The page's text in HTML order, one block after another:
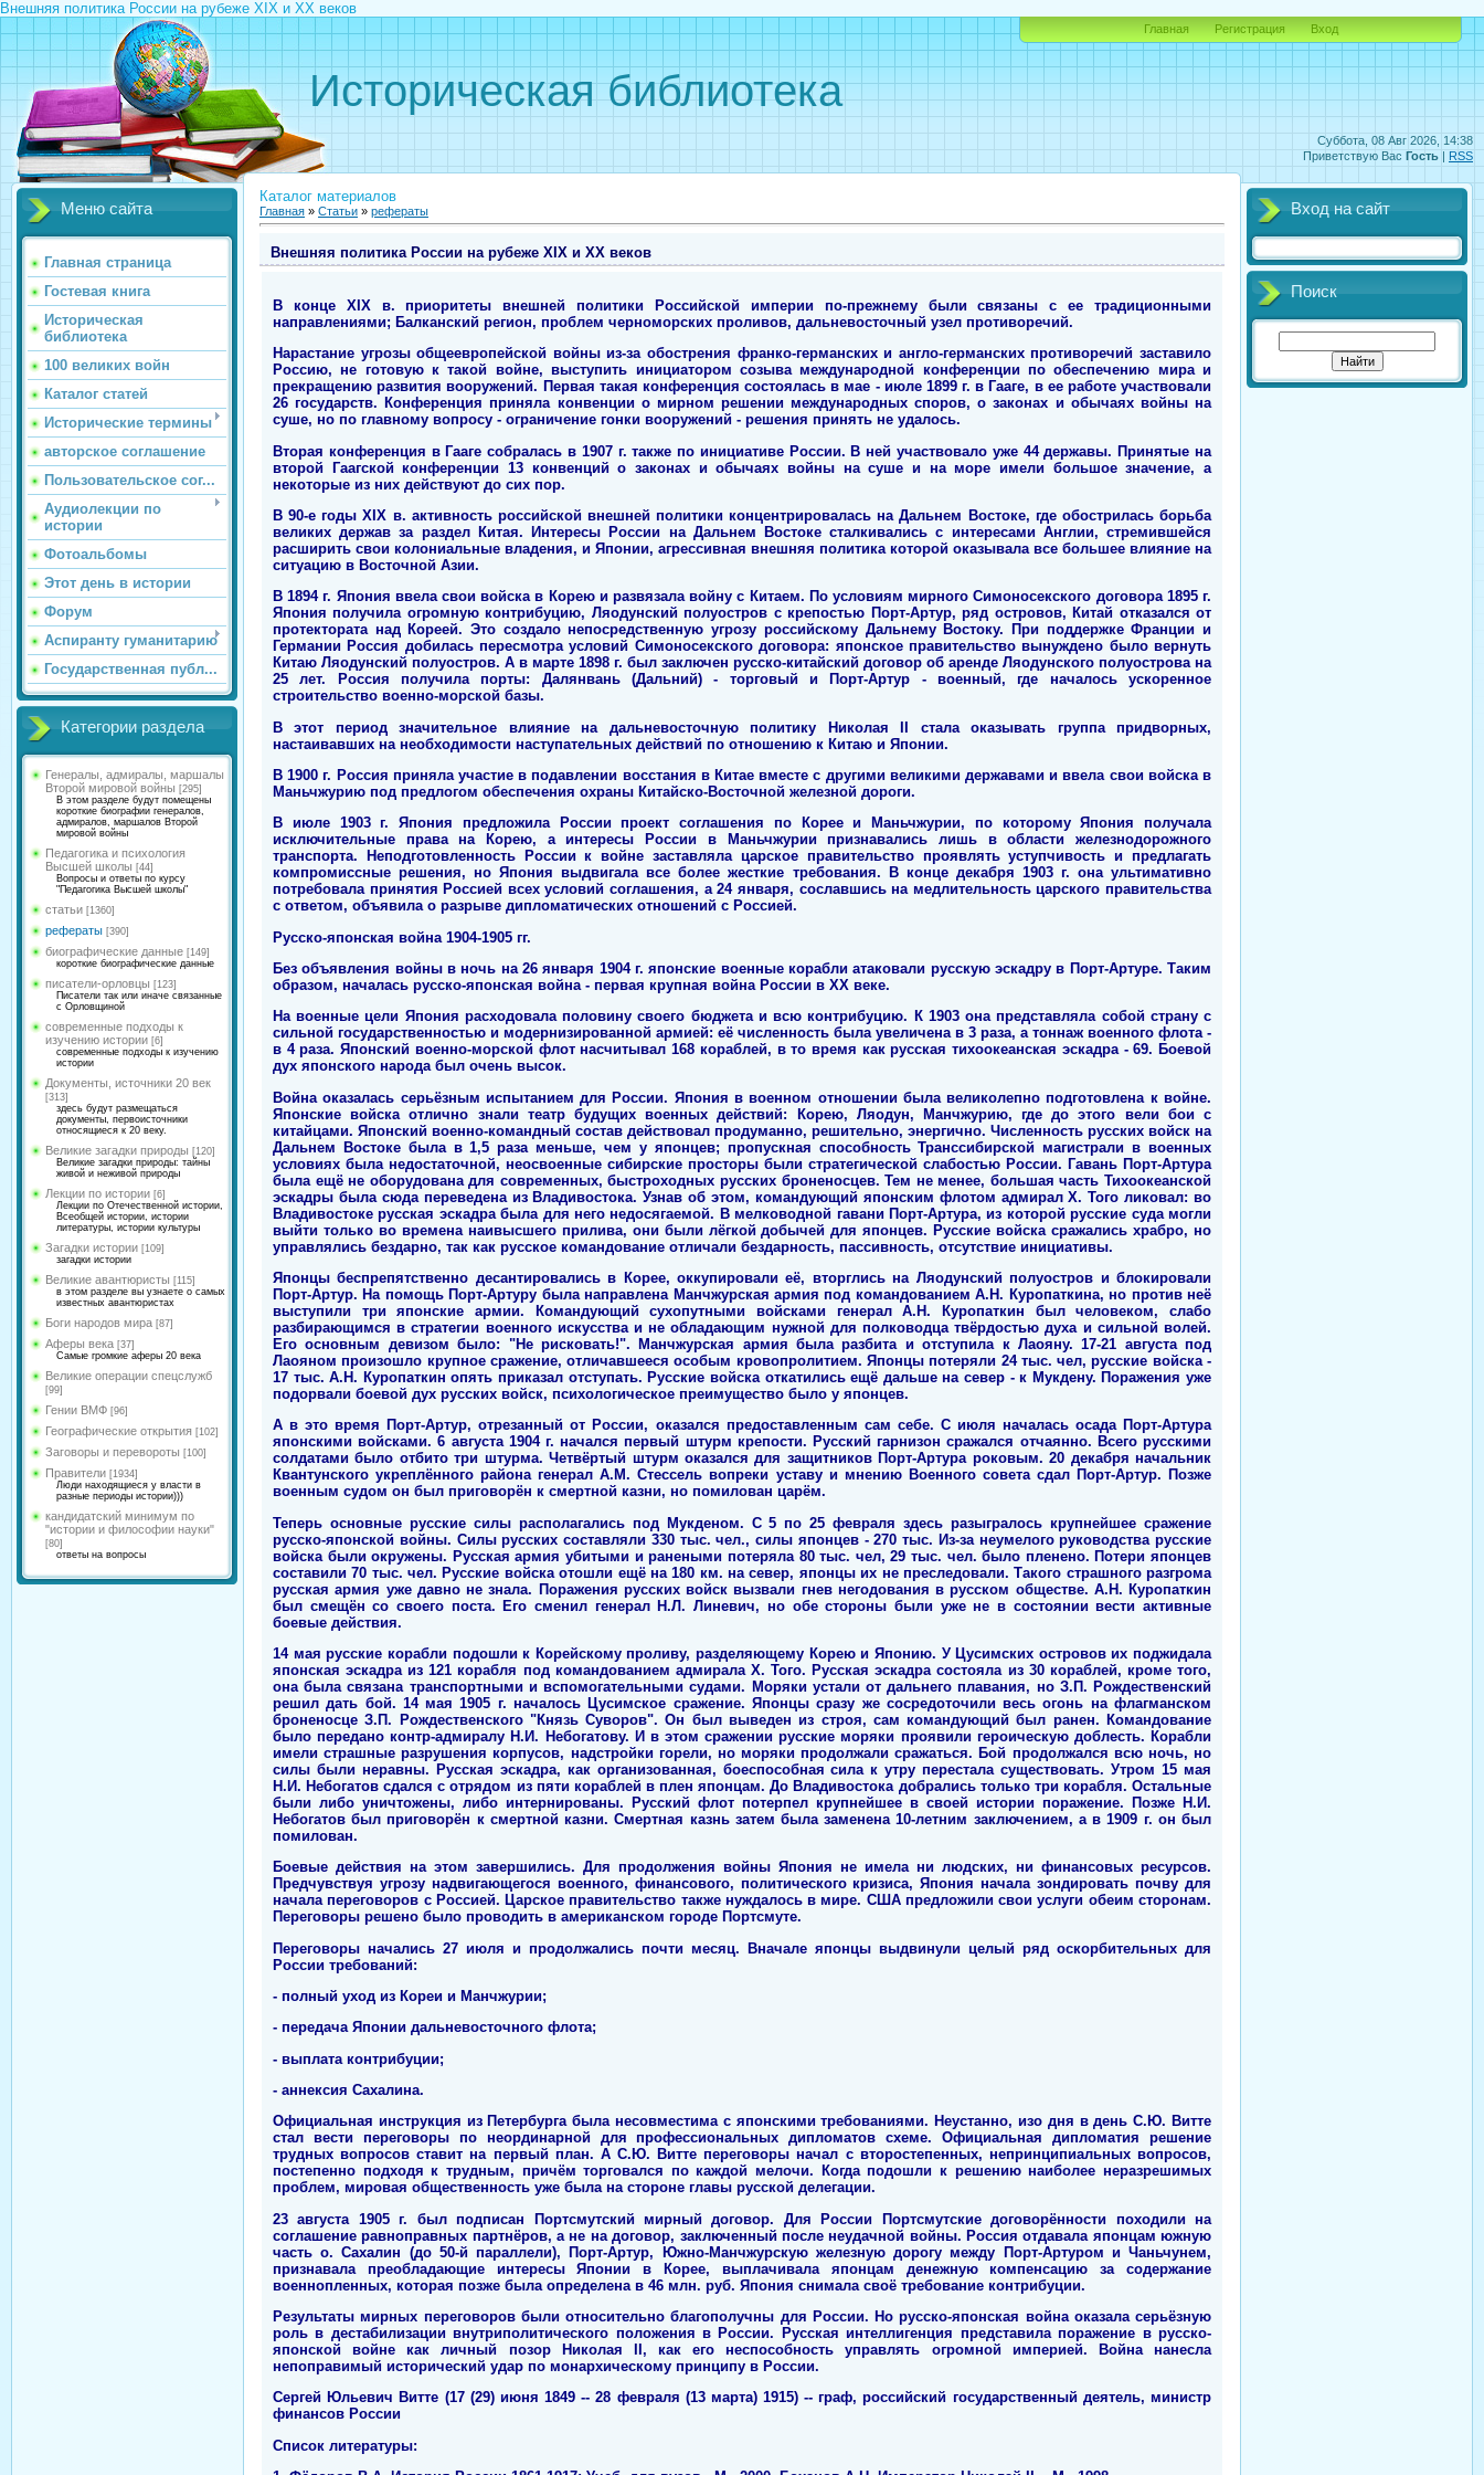
Внешняя политика России на рубеже ХIХ и ХХ веков
Суббота, 08 Авг 2026, 14:38
Приветствую Вас Гость | RSS
Историческая библиотека
Главная Регистрация Вход
Меню сайта
Главная страница
Гостевая книга
Историческая
библиотека
100 великих войн
Каталог статей
Исторические термины
авторское соглашение
Пользовательское сог...
Аудиолекции по
истории
Фотоальбомы
Этот день в истории
Форум
Аспиранту гуманитарию
Государственная публ...
Категории раздела
Генералы, адмиралы, маршалы
Второй мировой войны [295]
В этом разделе будут помещены
короткие биографии генералов,
адмиралов, маршалов Второй
мировой войны
Педагогика и психология
Высшей школы [44]
Вопросы и ответы по курсу
"Педагогика Высшей школы"
статьи [1360]
рефераты [390]
биографические данные [149]
короткие биографические данные
писатели-орловцы [123]
Писатели так или иначе связанные
с Орловщиной
современные подходы к
изучению истории [6]
современные подходы к изучению
истории
Документы, источники 20 век
[313]
здесь будут размещаться
документы, первоисточники
относящиеся к 20 веку.
Великие загадки природы [120]
Великие загадки природы: тайны
живой и неживой природы
Лекции по истории [6]
Лекции по Отечественной истории,
Всеобщей истории, истории
литературы, истории культуры
Загадки истории [109]
загадки истории
Великие авантюристы [115]
в этом разделе вы узнаете о самых
известных авантюристах
Боги народов мира [87]
Аферы века [37]
Самые громкие аферы 20 века
Великие операции спецслужб
[99]
Гении ВМФ [96]
Географические открытия [102]
Заговоры и перевороты [100]
Правители [1934]
Люди находящиеся у власти в
разные периоды истории)))
кандидатский минимум по
"истории и философии науки"
[80]
ответы на вопросы
Каталог материалов
Главная » Статьи » рефераты
Внешняя политика России на рубеже ХIХ и ХХ веков
В конце XIX в. приоритеты внешней политики Российской империи по-прежнему были связаны с ее традиционными
направлениями; Балканский регион, проблем черноморских проливов, дальневосточный узел противоречий.
Нарастание угрозы общеевропейской войны из-за обострения франко-германских и англо-германских противоречий заставило
Россию, не готовую к такой войне, выступить инициатором созыва международной конференции по обеспечению мира и
прекращению развития вооружений. Первая такая конференция состоялась в мае - июле 1899 г. в Гааге, в ее работе участвовали
26 государств. Конференция приняла конвенции о мирном решении международных споров, о законах и обычаях войны на
суше, но по главному вопросу - ограничение гонки вооружений - решения принять не удалось.
Вторая конференция в Гааге собралась в 1907 г. также по инициативе России. В ней участвовало уже 44 державы. Принятые на
второй Гаагской конференции 13 конвенций о законах и обычаях войны на суше и на море имели большое значение, а
некоторые из них действуют до сих пор.
В 90-е годы XIX в. активность российской внешней политики концентрировалась на Дальнем Востоке, где обострилась борьба
великих держав за раздел Китая. Интересы России на Дальнем Востоке сталкивались с интересами Англии, стремившейся
расширить свои колониальные владения, и Японии, агрессивная внешняя политика которой оказывала все большее влияние на
ситуацию в Восточной Азии.
В 1894 г. Япония ввела свои войска в Корею и развязала войну с Китаем. По условиям мирного Симоносекского договора 1895 г.
Япония получила огромную контрибуцию, Ляодунский полуостров с крепостью Порт-Артур, ряд островов, Китай отказался от
протектората над Кореей. Это создало непосредственную угрозу российскому Дальнему Востоку. При поддержке Франции и
Германии Россия добилась пересмотра условий Симоносекского договора: японское правительство вынуждено было вернуть
Китаю Ляодунский полуостров. А в марте 1898 г. был заключен русско-китайский договор об аренде Ляодунского полуострова на
25 лет. Россия получила порты: Далянвань (Дальний) - торговый и Порт-Артур - военный, где началось ускоренное
строительство военно-морской базы.
В этот период значительное влияние на дальневосточную политику Николая II стала оказывать группа придворных,
настаивавших на необходимости наступательных действий по отношению к Китаю и Японии.
В 1900 г. Россия приняла участие в подавлении восстания в Китае вместе с другими великими державами и ввела свои войска в
Маньчжурию под предлогом обеспечения охраны Китайско-Восточной железной дороги.
В июле 1903 г. Япония предложила России проект соглашения по Корее и Маньчжурии, по которому Япония получала
исключительные права на Корею, а интересы России в Маньчжурии признавались лишь в области железнодорожного
транспорта. Неподготовленность России к войне заставляла царское правительство проявлять уступчивость и предлагать
компромиссные решения, но Япония выдвигала все более жесткие требования. В конце декабря 1903 г. она ультимативно
потребовала принятия Россией всех условий соглашения, а 24 января, сославшись на медлительность царского правительства
с ответом, объявила о разрыве дипломатических отношений с Россией.
Русско-японская война 1904-1905 гг.
Без объявления войны в ночь на 26 января 1904 г. японские военные корабли атаковали русскую эскадру в Порт-Артуре. Таким
образом, началась русско-японская война - первая крупная война России в ХХ веке.
На военные цели Япония расходовала половину своего бюджета и всю контрибуцию. К 1903 она представляла собой страну с
сильной государственностью и модернизированной армией: её численность была увеличена в 3 раза, а тоннаж военного флота -
в 4 раза. Японский военно-морской флот насчитывал 168 кораблей, в то время как русская тихоокеанская эскадра - 69. Боевой
дух японского народа был очень высок.
Война оказалась серьёзным испытанием для России. Япония в военном отношении была великолепно подготовлена к войне.
Японские войска отлично знали театр будущих военных действий: Корею, Ляодун, Манчжурию, где до этого вели бои с
китайцами. Японский военно-командный состав действовал продуманно, решительно, энергично. Численность русских войск на
Дальнем Востоке была в 1,5 раза меньше, чем у японцев; пропускная способность Транссибирской магистрали в военных
условиях была недостаточной, неосвоенные сибирские просторы были стратегической слабостью России. Гавань Порт-Артура
была ещё не оборудована для современных, быстроходных русских броненосцев. Тем не менее, большая часть Тихоокеанской
эскадры была сюда переведена из Владивостока. Узнав об этом, командующий японским флотом адмирал Х. Того ликовал: во
Владивостоке русская эскадра была для него недосягаемой. В мелководной гавани Порт-Артура, из которой русские суда могли
выйти только во времена наивысшего прилива, они были лёгкой добычей для японцев. Русские войска сражались храбро, но
управлялись бездарно, так как русское командование отличали бездарность, пассивность, отсутствие инициативы.
Японцы беспрепятственно десантировались в Корее, оккупировали её, вторглись на Ляодунский полуостров и блокировали
Порт-Артур. На помощь Порт-Артуру была направлена Манчжурская армия под командованием А.Н. Куропаткина, но против неё
выступили три японские армии. Командующий сухопутными войсками генерал А.Н. Куропаткин был человеком, слабо
разбирающимся в стратегии военного искусства и не обладающим нужной для полководца твёрдостью духа и сильной волей.
Его основным девизом было: "Не рисковать!". Манчжурская армия была разбита и отступила к Лаояну. 17-21 августа под
Лаояном произошло крупное сражение, отличавшееся особым кровопролитием. Японцы потеряли 24 тыс. чел, русские войска -
17 тыс. А.Н. Куропаткин опять приказал отступать. Русские войска откатились ещё дальше на север - к Мукдену. Поражения уже
подорвали боевой дух русских войск, психологическое преимущество было у японцев.
А в это время Порт-Артур, отрезанный от России, оказался предоставленным сам себе. С июля началась осада Порт-Артура
японскими войсками. 6 августа 1904 г. начался первый штурм крепости. Русский гарнизон сражался отчаянно. Всего русскими
солдатами было отбито три штурма. Четвёртый штурм оказался для защитников Порт-Артура роковым. 20 декабря начальник
Квантунского укреплённого района генерал А.М. Стессель вопреки уставу и мнению Военного совета сдал Порт-Артур. Позже
военным судом он был приговорён к смертной казни, но помилован царём.
Теперь основные русские силы располагались под Мукденом. С 5 по 25 февраля здесь разыгралось крупнейшее сражение
русско-японской войны. Силы русских составляли 330 тыс. чел., силы японцев - 270 тыс. Из-за неумелого руководства русские
войска были окружены. Русская армия убитыми и ранеными потеряла 80 тыс. чел, 29 тыс. чел. было пленено. Потери японцев
составили 70 тыс. чел. Русские войска отошли ещё на 180 км. на север, японцы их не преследовали. Такого страшного разгрома
русская армия уже давно не знала. Поражения русских войск вызвали гнев негодования в русском обществе. А.Н. Куропаткин
был смещён со своего поста. Его сменил генерал Н.Л. Линевич, но обе стороны были уже не в состоянии вести активные
боевые действия.
14 мая русские корабли подошли к Корейскому проливу, разделяющему Корею и Японию. У Цусимских островов их поджидала
японская эскадра из 121 корабля под командованием адмирала Х. Того. Русская эскадра состояла из 30 кораблей, кроме того,
она была связана транспортными и вспомогательными судами. Моряки устали от дальнего плавания, но З.П. Рождественский
решил дать бой. 14 мая 1905 г. началось Цусимское сражение. Японцы сразу же сосредоточили весь огонь на флагманском
броненосце З.П. Рождественского "Князь Суворов". Он был выведен из строя, сам командующий был ранен. Командование
было передано контр-адмиралу Н.И. Небогатову. И в этом сражении русские моряки проявили героическую доблесть. Корабли
имели страшные разрушения корпусов, надстройки горели, но моряки продолжали сражаться. Бой продолжался всю ночь, но
силы были неравны. Русская эскадра, как организованная, боеспособная сила к утру перестала существовать. Утром 15 мая
Н.И. Небогатов сдался с отрядом из пяти кораблей в плен японцам. До Владивостока добрались только три корабля. Остальные
были либо уничтожены, либо интернированы. Русский флот потерпел крупнейшее в своей истории поражение. Позже Н.И.
Небогатов был приговорён к смертной казни. Смертная казнь затем была заменена 10-летним заключением, а в 1909 г. он был
помилован.
Боевые действия на этом завершились. Для продолжения войны Япония не имела ни людских, ни финансовых ресурсов.
Предчувствуя угрозу надвигающегося военного, финансового, политического кризиса, Япония начала зондировать почву для
начала переговоров с Россией. Царское правительство также нуждалось в мире. США предложили свои услуги обеим сторонам.
Переговоры решено было проводить в американском городе Портсмуте.
Переговоры начались 27 июля и продолжались почти месяц. Вначале японцы выдвинули целый ряд оскорбительных для
России требований:
- полный уход из Кореи и Манчжурии;
- передача Японии дальневосточного флота;
- выплата контрибуции;
- аннексия Сахалина.
Официальная инструкция из Петербурга была несовместима с японскими требованиями. Неустанно, изо дня в день С.Ю. Витте
стал вести переговоры по неординарной для профессиональных дипломатов схеме. Официальная дипломатия решение
трудных вопросов ставит на первый план. А С.Ю. Витте переговоры начал с второстепенных, непринципиальных вопросов,
постепенно подходя к трудным, причём торговался по каждой мелочи. Когда подошли к решению наиболее неразрешимых
проблем, мировая общественность уже была на стороне главы русской делегации.
23 августа 1905 г. был подписан Портсмутский мирный договор. Для России Портсмутские договорённости походили на
соглашение равноправных партнёров, а не на договор, заключенный после неудачной войны. Россия отдавала японцам южную
часть о. Сахалин (до 50-й параллели), Порт-Артур, Южно-Манчжурскую железную дорогу между Порт-Артуром и Чаньчунем,
признавала преобладающие интересы Японии в Корее, выплачивала японцам денежную компенсацию за содержание
военнопленных, которая позже была определена в 46 млн. руб. Япония снимала своё требование контрибуции.
Результаты мирных переговоров были относительно благополучны для России. Но русско-японская война оказала серьёзную
роль в дестабилизации внутриполитического положения в России. Русская интеллигенция представила поражение в русско-
японской войне как личный позор Николая II, как его неспособность управлять огромной империей. Война нанесла
непоправимый исторический удар по монархическому принципу в России.
Сергей Юльевич Витте (17 (29) июня 1849 -- 28 февраля (13 марта) 1915) -- граф, российский государственный деятель, министр
финансов России
Список литературы:
Вход на сайт
Поиск